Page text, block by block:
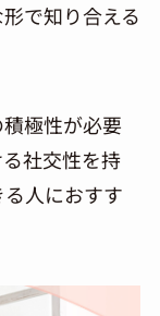
で知り合える
極性が必要
社交性を持
人におすす